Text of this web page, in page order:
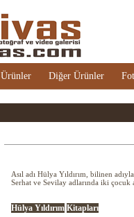
Ürünler Diğer Ürünler
Asıl adı Hülya Yıldırım, bilinen
Serhat ve Sevilay adlarında iki çocuk
Hülya Yıldırım Kitapları